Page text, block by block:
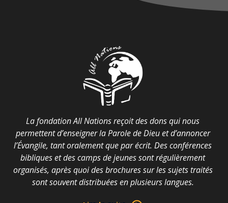
La fondation All Nations reçoit des dons qui nous
permettent d’enseigner la Parole de Dieu et d’annoncer
l’Évangile, tant oralement que par écrit. Des conférences
bibliques et des camps de jeunes sont régulièrement
organisés, après quoi des brochures sur les sujets traités
sont souvent distribuées en plusieurs langues.